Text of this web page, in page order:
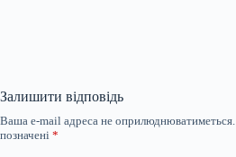
Залишити відповідь
Ваша e-mail адреса не оприлюднюватиметься.
позначені *